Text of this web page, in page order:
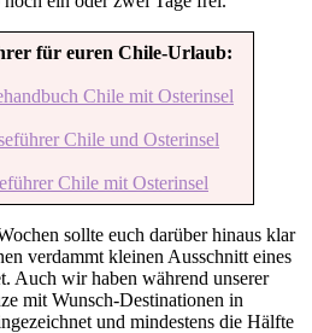
für euren Chile-Urlaub:
Chile mit Osterinsel
Chile und Osterinsel
Chile mit Osterinsel
sollte euch darüber hinaus klar
verdammt kleinen Ausschnitt eines
Auch wir haben während unserer
mit Wunsch-Destinationen in
und mindestens die Hälfte